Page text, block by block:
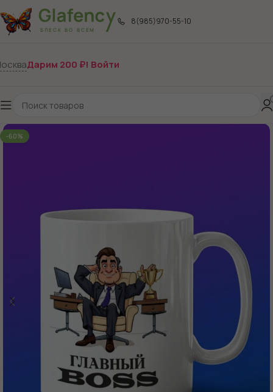
8(985)970-55-10
Дарим 200 ₽! Войти
-60%